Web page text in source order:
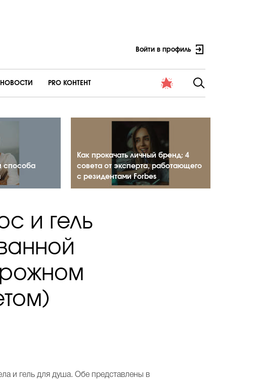
Войти в профиль
НОВОСТИ PRO КОНТЕНТ
способа
Как прокачать личный бренд: 4
совета от эксперта, работающего
с резидентами Forbes
и гель
и гель для душа. Обе представлены в